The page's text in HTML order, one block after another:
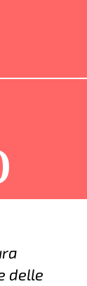
delle